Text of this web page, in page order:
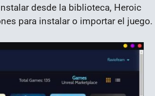
desde la biblioteca, Heroic
para instalar o importar el juego.